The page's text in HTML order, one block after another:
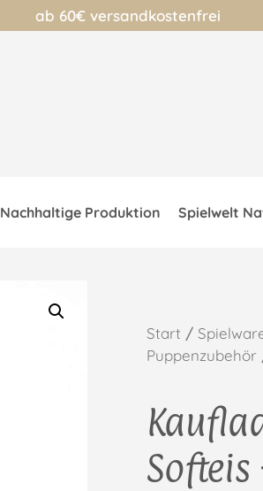
ab 60€ versandkostenfrei
Nachhaltige Produktion Spielwelt
Start /
Puppenzubehör
Softeis